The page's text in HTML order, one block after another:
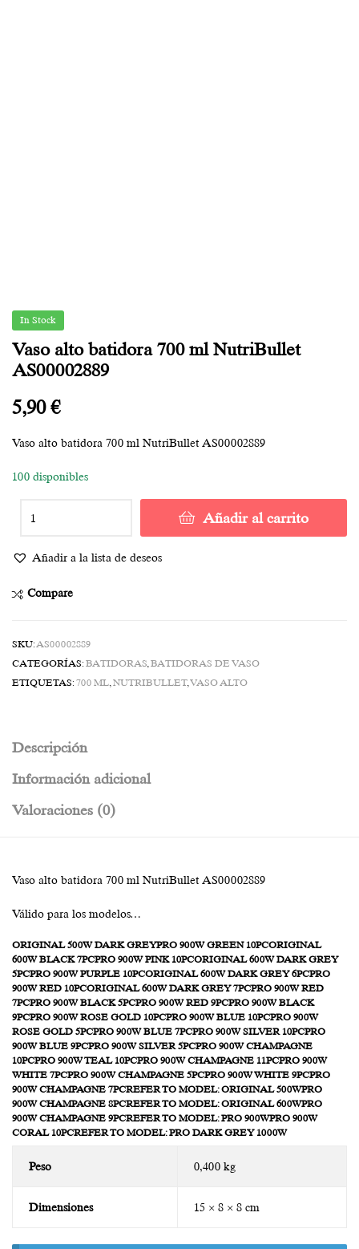
In Stock
Vaso alto batidora 700 ml NutriBullet
AS00002889
5,90€
Vaso alto batidora 700 ml NutriBullet AS00002889
100 disponibles
Añadir al carrito
Añadir a la lista de deseos
Compare
SKU:AS00002889
CATEGORÍAS: BATIDORAS,BATIDORAS DE VASO
ETIQUETAS: 700 ML,NUTRIBULLET,VASO ALTO
Descripción
Información adicional
Valoraciones (0)
Vaso alto batidora 700 ml NutriBullet AS00002889
Válido para los modelos…
ORIGINAL 500W DARK GREYPRO 900W GREEN 10PCORIGINAL
600W BLACK 7PCPRO 900W PINK 10PCORIGINAL 600W DARK GREY
5PCPRO 900W PURPLE 10PCORIGINAL 600W DARK GREY 6PCPRO
900W RED 10PCORIGINAL 600W DARK GREY 7PCPRO 900W RED
7PCPRO 900W BLACK 5PCPRO 900W RED 9PCPRO 900W BLACK
9PCPRO 900W ROSE GOLD 10PCPRO 900W BLUE 10PCPRO 900W
ROSE GOLD 5PCPRO 900W BLUE 7PCPRO 900W SILVER 10PCPRO
900W BLUE 9PCPRO 900W SILVER 5PCPRO 900W CHAMPAGNE
10PCPRO 900W TEAL 10PCPRO 900W CHAMPAGNE 11PCPRO 900W
WHITE 7PCPRO 900W CHAMPAGNE 5PCPRO 900W WHITE 9PCPRO
900W CHAMPAGNE 7PCREFER TO MODEL: ORIGINAL 500WPRO
900W CHAMPAGNE 8PCREFER TO MODEL: ORIGINAL 600WPRO
900W CHAMPAGNE 9PCREFER TO MODEL: PRO 900WPRO 900W
CORAL 10PCREFER TO MODEL: PRO DARK GREY 1000W
Peso 0,400 kg
Dimensiones 15 × 8 × 8 cm